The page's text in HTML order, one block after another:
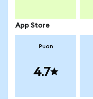
App Store
Puan
4.7